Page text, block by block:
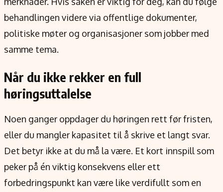
behandlingen videre via offentlige dokumenter,
politiske møter og organisasjoner som jobber med
samme tema.
Når du ikke rekker en full
høringsuttalelse
Noen ganger oppdager du høringen rett før fristen,
eller du mangler kapasitet til å skrive et langt svar.
Det betyr ikke at du må la være. Et kort innspill som
peker på én viktig konsekvens eller ett
forbedringspunkt kan være like verdifullt som en